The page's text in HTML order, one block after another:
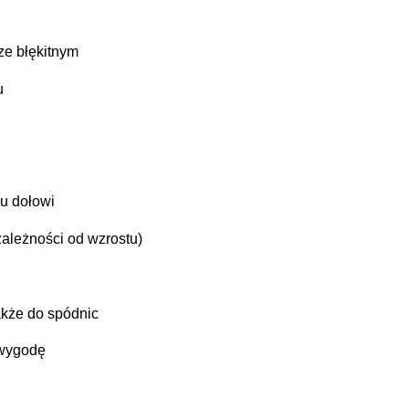
błękitnym
dołowi
od wzrostu)
do spódnic